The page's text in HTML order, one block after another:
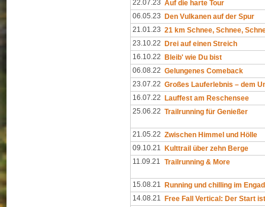
22.07.23 Auf die harte Tour
06.05.23
Den Vulkanen auf der Spur
21.01.23 21 km Schnee, Schnee,
23.10.22
Drei auf einen Streich
16.10.22
Bleib' wie Du bist
06.08.22 Gelungenes Comeback
23.07.22 Großes Lauferlebnis – dem
16.07.22
Lauffest am Reschensee
25.06.22 Trailrunning für Genießer
21.05.22 Zwischen Himmel und Hölle
09.10.21
Kulttrail über zehn Berge
11.09.21 Trailrunning & More
15.08.21
Running und chilling im
14.08.21
Free Fall Vertical: Der Start